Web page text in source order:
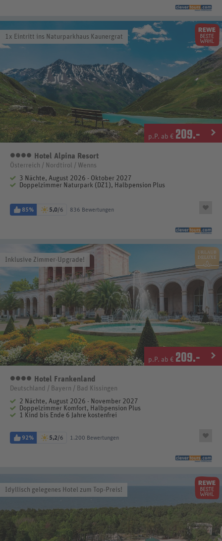
1x Eintritt ins Naturparkhaus Kaunergrat
p.P. ab € 209.-
4 Sterne
Hotel Alpina Resort
Österreich / Nordtirol / Wenns
3 Nächte, August 2026 - Oktober 2027
Doppelzimmer Naturpark (DZ1), Halbpension Plus
85% 5,0/6 836 Bewertungen
Inklusive Zimmer-Upgrade!
p.P. ab € 209.-
4 Sterne
Hotel Frankenland
Deutschland / Bayern / Bad Kissingen
2 Nächte, August 2026 - November 2027
Doppelzimmer Komfort, Halbpension Plus
1 Kind bis Ende 6 Jahre kostenfrei
92% 5,2/6 1.200 Bewertungen
Idyllisch gelegenes Hotel zum Top-Preis!